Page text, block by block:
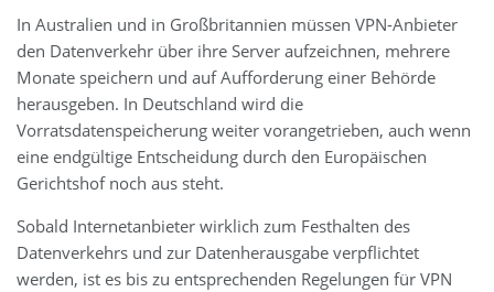
In Australien und in Großbritannien müssen VPN-Anbieter
den Datenverkehr über ihre Server aufzeichnen, mehrere
Monate speichern und auf Aufforderung einer Behörde
herausgeben. In Deutschland wird die
Vorratsdatenspeicherung weiter vorangetrieben, auch wenn
eine endgültige Entscheidung durch den Europäischen
Gerichtshof noch aus steht.
Sobald Internetanbieter wirklich zum Festhalten des
Datenverkehrs und zur Datenherausgabe verpflichtet
werden, ist es bis zu entsprechenden Regelungen für VPN